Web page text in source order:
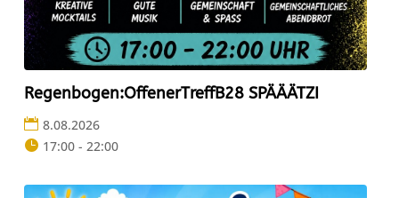
Regenbogen:OffenerTreffB28 SPÄÄÄTZI
8.08.2026
17:00 - 22:00